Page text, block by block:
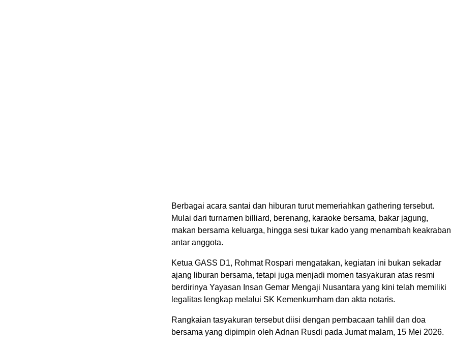
Berbagai acara santai dan hiburan turut memeriahkan gathering tersebut.
Mulai dari turnamen billiard, berenang, karaoke bersama, bakar jagung,
makan bersama keluarga, hingga sesi tukar kado yang menambah keakraban
antar anggota.
Ketua GASS D1, Rohmat Rospari mengatakan, kegiatan ini bukan sekadar
ajang liburan bersama, tetapi juga menjadi momen tasyakuran atas resmi
berdirinya Yayasan Insan Gemar Mengaji Nusantara yang kini telah memiliki
legalitas lengkap melalui SK Kemenkumham dan akta notaris.
Rangkaian tasyakuran tersebut diisi dengan pembacaan tahlil dan doa
bersama yang dipimpin oleh Adnan Rusdi pada Jumat malam, 15 Mei 2026.